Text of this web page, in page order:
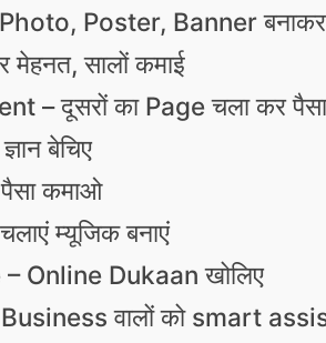
Poster, Banner बनाकर
मेहनत, सालों कमाई
– दूसरों का Page चला कर
बेचिए
कमाओ
म्यूजिक बनाएं
Online Dukaan खोलिए
वालों को smart